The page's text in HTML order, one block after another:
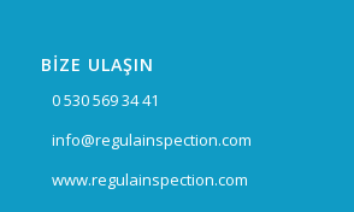
BİZE ULAŞIN
0 530 569 34 41
info@regulainspection.com
www.regulainspection.com